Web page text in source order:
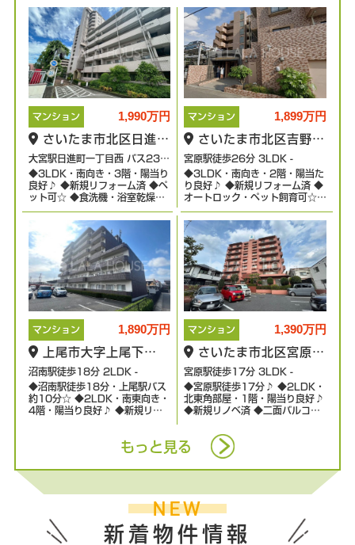
マンション 1,990万円
さいたま市北区日進町
1丁目
大宮駅日進町一丁目西 バス23分
停歩3分 3LDK -
◆3LDK・南向き・3階・陽当り
良好♪ ◆新規リフォーム済 ◆ペ
ット可☆ ◆食洗機・浴室乾燥機
マンション 1,899万円
さいたま市北区吉野町
2丁目
宮原駅徒歩26分 3LDK -
◆3LDK・南向き・2階・陽当た
り良好♪ ◆新規リフォーム済 ◆
オートロック・ペット飼育可☆
♪
マンション 1,890万円
上尾市大字上尾下
1049-1
沼南駅徒歩18分 2LDK -
◆沼南駅徒歩18分・上尾駅バス
約10分☆ ◆2LDK・南東向き・
4階・陽当り良好♪ ◆新規リフ
マンション 1,390万円
さいたま市北区宮原町
4丁目
宮原駅徒歩17分 3LDK -
◆宮原駅徒歩17分♪ ◆2LDK・
北東角部屋・1階・陽当り良好♪
◆新規リノベ済 ◆二面バルコニ
もっと見る
NEW
新着物件情報